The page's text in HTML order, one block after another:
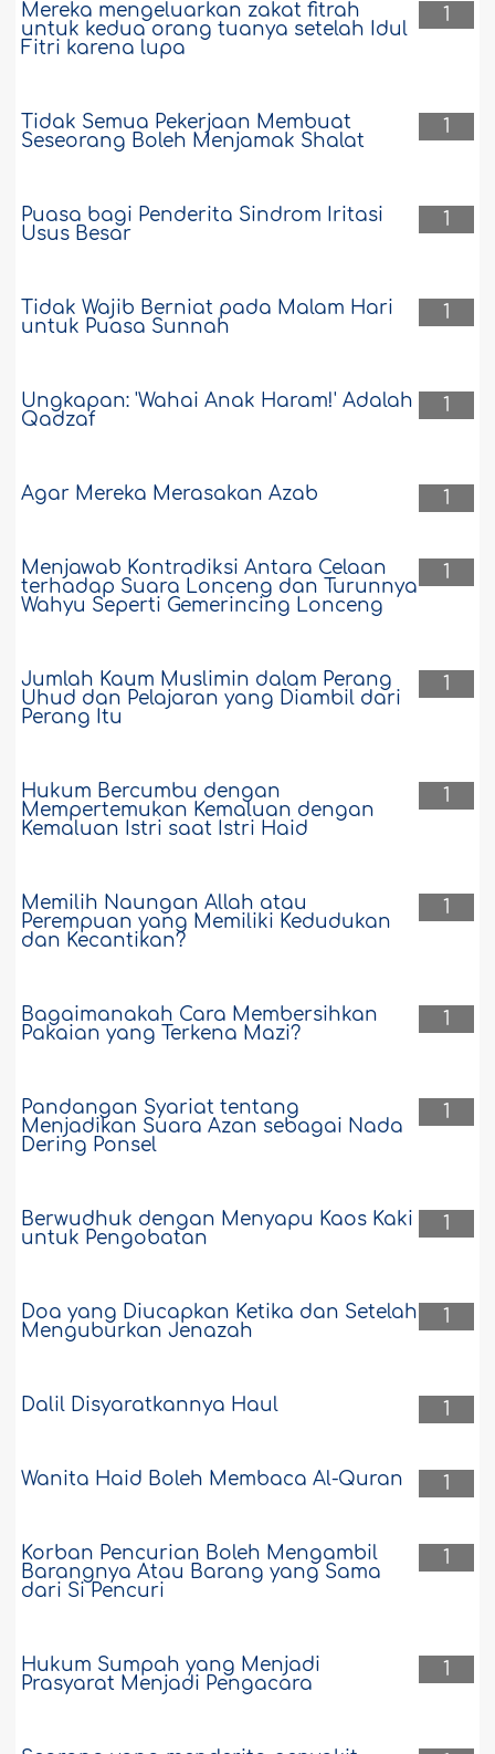
1
Mereka mengeluarkan zakat fitrah
untuk kedua orang tuanya setelah Idul
Fitri karena lupa
1
Tidak Semua Pekerjaan Membuat
Seseorang Boleh Menjamak Shalat
1
Puasa bagi Penderita Sindrom Iritasi
Usus Besar
1
Tidak Wajib Berniat pada Malam Hari
untuk Puasa Sunnah
1
Ungkapan: 'Wahai Anak Haram!' Adalah
Qadzaf
1
Agar Mereka Merasakan Azab
1
Menjawab Kontradiksi Antara Celaan
terhadap Suara Lonceng dan Turunnya
Wahyu Seperti Gemerincing Lonceng
1
Jumlah Kaum Muslimin dalam Perang
Uhud dan Pelajaran yang Diambil dari
Perang Itu
1
Hukum Bercumbu dengan
Mempertemukan Kemaluan dengan
Kemaluan Istri saat Istri Haid
1
Memilih Naungan Allah atau
Perempuan yang Memiliki Kedudukan
dan Kecantikan?
1
Bagaimanakah Cara Membersihkan
Pakaian yang Terkena Mazi?
1
Pandangan Syariat tentang
Menjadikan Suara Azan sebagai Nada
Dering Ponsel
1
Berwudhuk dengan Menyapu Kaos Kaki
untuk Pengobatan
1
Doa yang Diucapkan Ketika dan Setelah
Menguburkan Jenazah
1
Dalil Disyaratkannya Haul
1
Wanita Haid Boleh Membaca Al-Quran
1
Korban Pencurian Boleh Mengambil
Barangnya Atau Barang yang Sama
dari Si Pencuri
1
Hukum Sumpah yang Menjadi
Prasyarat Menjadi Pengacara